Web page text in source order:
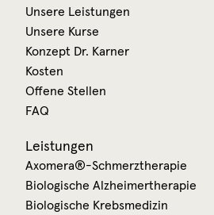
Unsere Leistungen
Unsere Kurse
Konzept Dr. Karner
Kosten
Offene Stellen
FAQ
Leistungen
Axomera®-Schmerztherapie
Biologische Alzheimertherapie
Biologische Krebsmedizin